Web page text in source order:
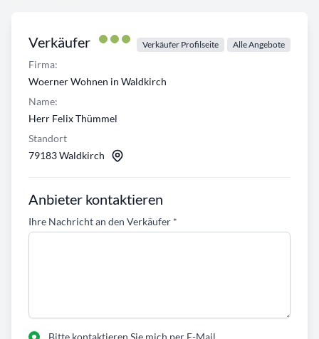
Verkäufer Verkäufer Profilseite Alle Angebote
Firma:
Woerner Wohnen in Waldkirch
Name:
Herr Felix Thümmel
Standort
79183 Waldkirch
Anbieter kontaktieren
Ihre Nachricht an den Verkäufer *